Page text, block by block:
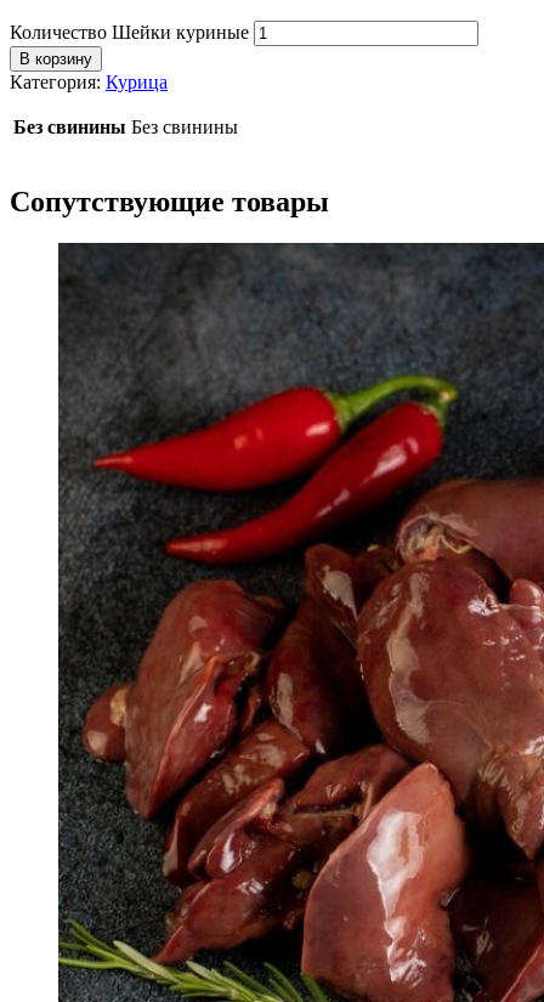
Количество Шейки куриные
В корзину
Категория: Курица
Без свинины Без свинины
Сопутствующие товары